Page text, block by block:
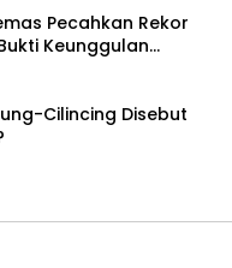
Pecahkan Rekor
Keunggulan
Cilincing Disebut